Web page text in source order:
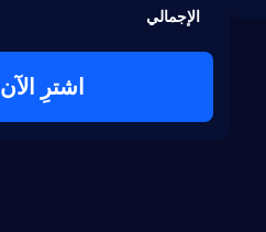
الإجمالي
اشترِ الآن